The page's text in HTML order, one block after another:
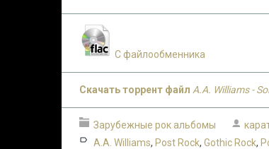
С файлообменника
Скачать торрент файл A.A. Williams -
Зарубежные рок альбомы
A.A. Williams, Post Rock, Gothic Rock,